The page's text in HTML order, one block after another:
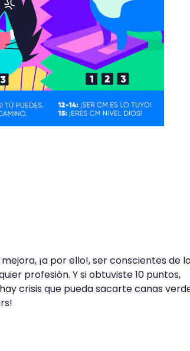
¡a por ello!, ser conscientes de
profesión. Y si obtuviste 10 puntos,
crisis que pueda sacarte canas